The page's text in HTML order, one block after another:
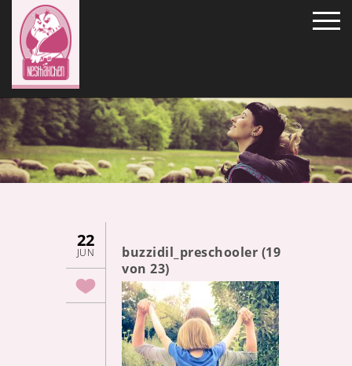
22
JUN
buzzidil_preschooler (19
von 23)